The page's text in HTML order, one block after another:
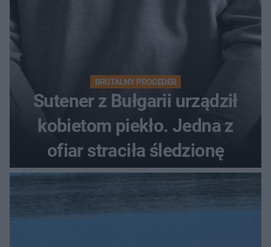
BRUTALNY PROCEDER
Sutener z Bułgarii urządził
kobietom piekło. Jedna z
ofiar straciła śledzionę